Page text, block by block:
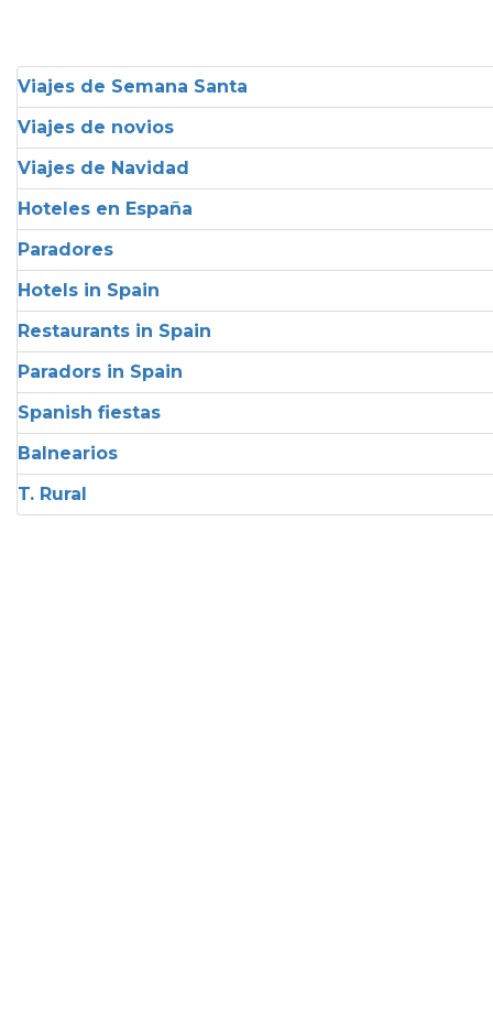
Viajes de Semana Santa
Viajes de novios
Viajes de Navidad
Hoteles en España
Paradores
Hotels in Spain
Restaurants in Spain
Paradors in Spain
Spanish fiestas
Balnearios
T. Rural